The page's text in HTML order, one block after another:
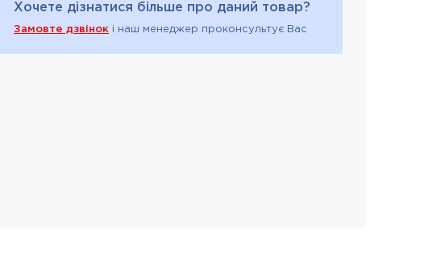
Хочете дізнатися більше про даний товар?
Замовте дзвінок і наш менеджер проконсультує Вас